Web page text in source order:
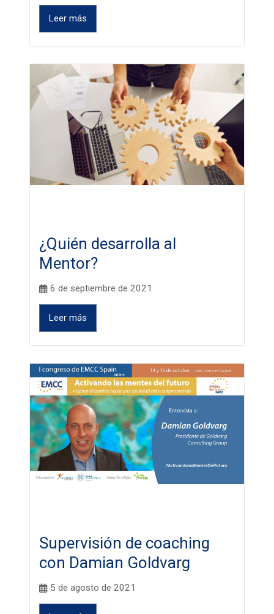
Leer más
¿Quién desarrolla al
Mentor?
6 de septiembre de 2021
Leer más
Supervisión de coaching
con Damian Goldvarg
5 de agosto de 2021